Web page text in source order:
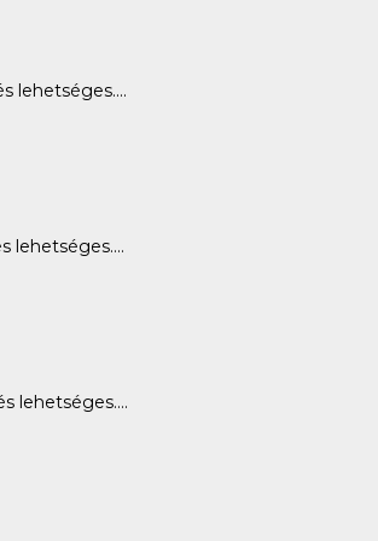
lehetséges....
lehetséges....
lehetséges....